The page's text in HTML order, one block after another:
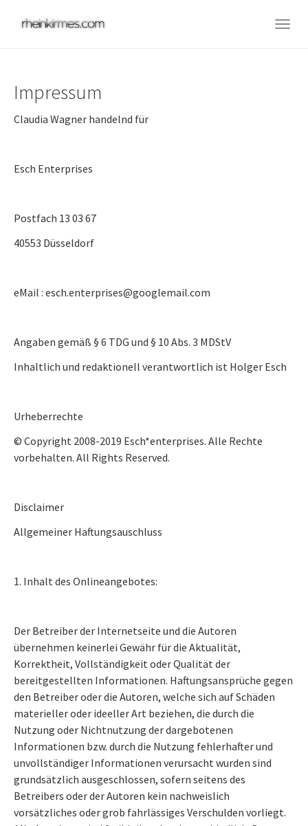
Impressum
Claudia Wagner handelnd für
Esch Enterprises
Postfach 13 03 67
40553 Düsseldorf
eMail : esch.enterprises@googlemail.com
Angaben gemäß § 6 TDG und § 10 Abs. 3 MDStV
Inhaltlich und redaktionell verantwortlich ist Holger Esch
Urheberrechte
© Copyright 2008-2019 Esch*enterprises. Alle Rechte
vorbehalten. All Rights Reserved.
Disclaimer
Allgemeiner Haftungsauschluss
1. Inhalt des Onlineangebotes:
Der Betreiber der Internetseite und die Autoren
übernehmen keinerlei Gewähr für die Aktualität,
Korrektheit, Vollständigkeit oder Qualität der
bereitgestellten Informationen. Haftungsansprüche gegen
den Betreiber oder die Autoren, welche sich auf Schäden
materieller oder ideeller Art beziehen, die durch die
Nutzung oder Nichtnutzung der dargebotenen
Informationen bzw. durch die Nutzung fehlerhafter und
unvollständiger Informationen verursacht wurden sind
grundsätzlich ausgeschlossen, sofern seitens des
Betreibers oder der Autoren kein nachweislich
vorsätzliches oder grob fahrlässiges Verschulden vorliegt.